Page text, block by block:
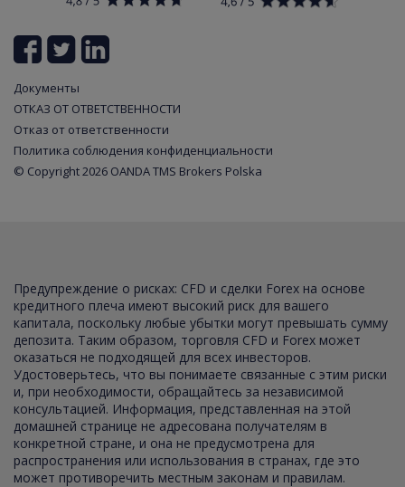
Документы
ОТКАЗ ОТ ОТВЕТСТВЕННОСТИ
Отказ от ответственности
Политика соблюдения конфиденциальности
© Copyright 2026 OANDA TMS Brokers Polska
Предупреждение о рисках: CFD и сделки Forex на основе
кредитного плеча имеют высокий риск для вашего
капитала, поскольку любые убытки могут превышать сумму
депозита. Таким образом, торговля CFD и Forex может
оказаться не подходящей для всех инвесторов.
Удостоверьтесь, что вы понимаете связанные с этим риски
и, при необходимости, обращайтесь за независимой
консультацией. Информация, представленная на этой
домашней странице не адресована получателям в
конкретной стране, и она не предусмотрена для
распространения или использования в странах, где это
может противоречить местным законам и правилам.